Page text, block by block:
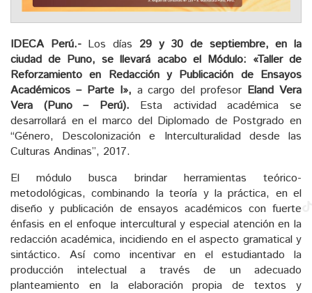
IDECA Perú.-Los días 29 y 30 de septiembre, en la
ciudad de Puno, se llevará acabo el Módulo: «Taller de
Reforzamiento en Redacción y Publicación de Ensayos
Académicos – Parte I», a cargo del profesor Eland Vera
Vera (Puno – Perú). Esta actividad académica se
desarrollará en el marco del Diplomado de Postgrado en
“Género, Descolonización e Interculturalidad desde las
Culturas Andinas”, 2017.
El módulo busca brindar herramientas teórico-
metodológicas, combinando la teoría y la práctica, en el
diseño y publicación de ensayos académicos con fuerte
énfasis en el enfoque intercultural y especial atención en la
redacción académica, incidiendo en el aspecto gramatical y
sintáctico. Así como incentivar en el estudiantado la
producción intelectual a través de un adecuado
planteamiento en la elaboración propia de textos y